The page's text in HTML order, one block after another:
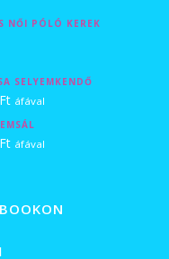
NŐI PÓLÓ KEREK
SELYEMKENDŐ
FtÁrtartomány:
14
500 Ft
500 Ft
áfával
FtÁrtartomány:
-
áfával